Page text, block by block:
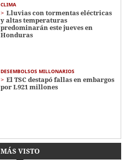
CLIMA
Lluvias con tormentas eléctricas
y altas temperaturas
predominarán este jueves en
Honduras
DESEMBOLSOS MILLONARIOS
El TSC destapó fallas en embargos
por L921 millones
MÁS VISTO